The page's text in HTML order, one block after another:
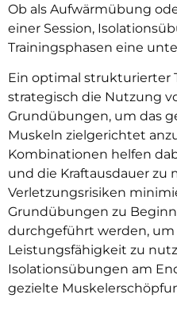
Ob als Aufwärmübung
einer Session,
Trainingsphasen eine
Ein optimal strukturierter
strategisch die Nutzung
Grundübungen, um das
Muskeln zielgerichtet
Kombinationen helfen
und die Kraftausdauer zu
Verletzungsrisiken
Grundübungen zu
durchgeführt werden, um
Leistungsfähigkeit zu
Isolationsübungen am
gezielte